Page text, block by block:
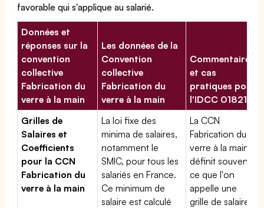
favorable qui s'applique au salarié.
Données et
réponses sur la
convention
collective
Fabrication du
verre à la main
Les données de la
Convention
collective
Fabrication du
verre à la main
Commentaires
et cas
pratiques pour
l'IDCC 01821
Grilles de
Salaires et
Coefficients
pour la CCN
Fabrication du
verre à la main
La loi fixe des
minima de salaires,
notamment le
SMIC, pour tous les
salariés en France.
Ce minimum de
salaire est calculé
La CCN
Fabrication du
verre à la main
définit souvent
ce que l'on
appelle une
grille de salaires.